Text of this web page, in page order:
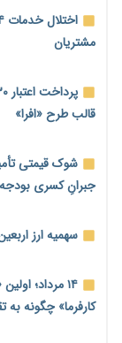
محدودیت تازه
کنترل تورم
سایپا و پارس‌خودرو
بنگاه‌داری
نماینده
اساسی تبدیل شود
خانه کارگر
می‌شود
مشتریان
قالب طرح «افرا»
شوک قیمتی
جبرانِ کسری
سهمیه ارز اربعین ۱۴۰۵ اعلام شد؛ ۲۰۰ هزار دینار برای
۱۴ مرداد؛
کارفرما» چگونه